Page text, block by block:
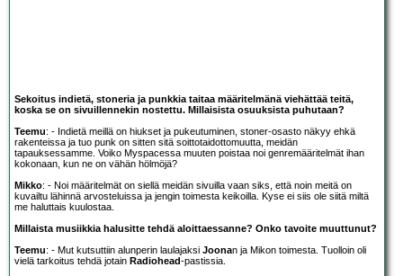
Sekoitus indietä, stoneria ja punkkia taitaa määritelmänä viehättää teitä,
koska se on sivuillennekin nostettu. Millaisista osuuksista puhutaan?
Teemu: - Indietä meillä on hiukset ja pukeutuminen, stoner-osasto näkyy ehkä
rakenteissa ja tuo punk on sitten sitä soittotaidottomuutta, meidän
tapauksessamme. Voiko Myspacessa muuten poistaa noi genremääritelmät ihan
kokonaan, kun ne on vähän hölmöjä?
Mikko: - Noi määritelmät on siellä meidän sivuilla vaan siks, että noin meitä on
kuvailtu lähinnä arvosteluissa ja jengin toimesta keikoilla. Kyse ei siis ole siitä miltä
me haluttais kuulostaa.
Millaista musiikkia halusitte tehdä aloittaessanne? Onko tavoite muuttunut?
Teemu: - Mut kutsuttiin alunperin laulajaksi Joonan ja Mikon toimesta. Tuolloin oli
vielä tarkoitus tehdä jotain Radiohead-pastissia.